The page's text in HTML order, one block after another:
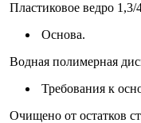
Пластиковое ведро 1,3/
Основа.
Водная полимерная
Требования к
Очищено от остатков